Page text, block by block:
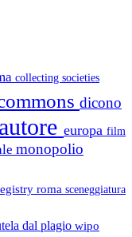
collecting societies
dicono
europa film
monopolio
roma sceneggiatura
dal plagio wipo